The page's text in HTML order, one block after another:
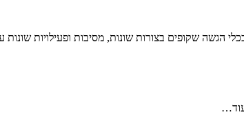
הגשה שקופים בצורות שונות, מסיבות ופעילויות